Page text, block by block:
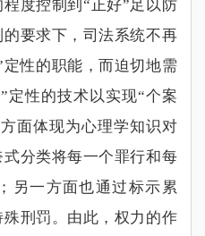
程度控制到 “正好”足以防
要求下，司法系统不再
定性的职能，而迫切地需
”定性的技术以实现“个案
面体现为心理学知识对
分类将每一个罪行和每
另一方面也通过标示累
刑罚。由此，权力的作